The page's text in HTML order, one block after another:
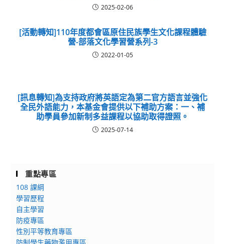
2025-02-06
[活動轉知]110年度都會區原住民族學生文化課程體驗
營-部落文化學習營系列-3
2022-01-05
[訊息轉知]為支持政府將英語定為第二官方語言並強化
全民外語能力，本基金會提供以下補助方案：一、補
助學員參加新制多益課程以協助取得證照。
2025-07-14
重點專區
108 課綱
學習歷程
自主學習
防疫專區
性別平等教育專區
防制學生藥物濫用專區